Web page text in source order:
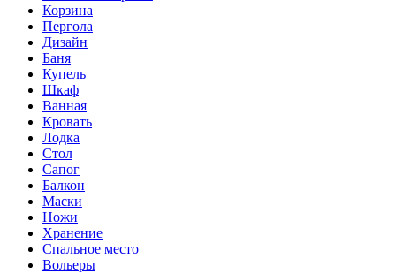
Корзина
Пергола
Дизайн
Баня
Купель
Шкаф
Ванная
Кровать
Лодка
Стол
Сапог
Балкон
Маски
Ножи
Хранение
Спальное место
Вольеры